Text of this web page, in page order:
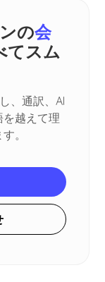
の会
てスム
、通訳、AI
越えて理
。